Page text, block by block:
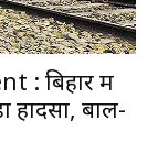
: बिहार में
हादसा, बाल-